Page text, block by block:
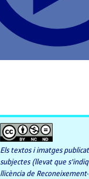
Els textos i imatges
subjectes (llevat que
llicència de